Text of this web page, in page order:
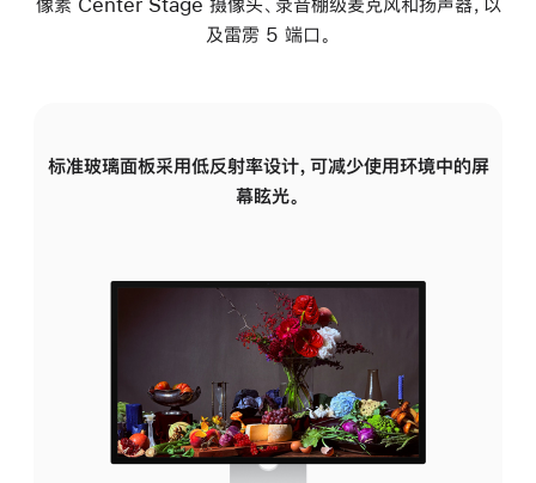
及雷雳 5 端口。
标准玻璃面板采用低反射率设计，可减少使用环境中的屏
幕眩光。